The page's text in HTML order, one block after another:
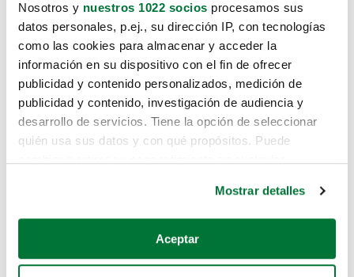
Nosotros y nuestros 1022 socios procesamos sus
datos personales, p.ej., su dirección IP, con tecnologías
como las cookies para almacenar y acceder la
información en su dispositivo con el fin de ofrecer
publicidad y contenido personalizados, medición de
publicidad y contenido, investigación de audiencia y
desarrollo de servicios. Tiene la opción de seleccionar
quién usa sus datos y con qué propósitos. Puede
Si lo permite, también quisiéramos:
Recopilar información sobre su ubicación geográfica
Mostrar detalles
Aceptar
Lo sentimos, no sabemos como
te hemos traido hasta aquí.
Pero puedes encontrar el coche que estás
buscando en alguno de estos enlaces:
Coches de segunda mano
Coches de km0